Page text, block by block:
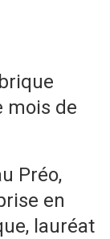
mois de
Préo,
en
lauréat